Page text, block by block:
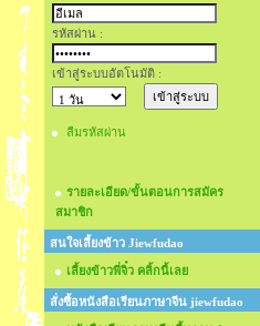
รหัสผ่าน :
เข้าสู่ระบบอัตโนมัติ :
ลืมรหัสผ่าน
รายละเอียด/ขั้นตอนการสมัคร
สมาชิก
สนใจเลี้ยงข้าว Jiewfudao
เลี้ยงข้าวพี่จิ๋ว คลิ้กนี้เลย
สั่งซื้อหนังสือเรียนภาษาจีน jiewfudao